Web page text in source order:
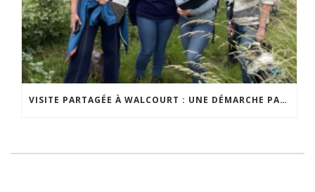
VISITE PARTAGÉE À WALCOURT : UNE DÉMARCHE PARTICIPATIVE ANIMÉE PAR ESPACE ENVIRONNEMENT